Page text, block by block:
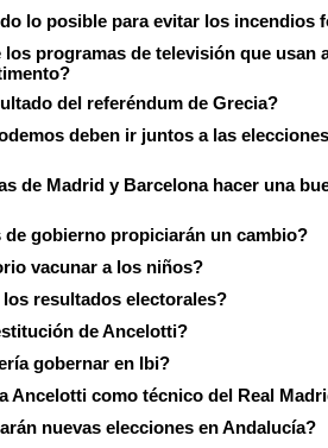
lo posible para evitar los incendios
programas de televisión que usan
del referéndum de Grecia?
deben ir juntos a las elecciones
de Madrid y Barcelona hacer una
de gobierno propiciarán un cambio?
vacunar a los niños?
resultados electorales?
de Ancelotti?
gobernar en Ibi?
Ancelotti como técnico del Real
nuevas elecciones en Andalucía?